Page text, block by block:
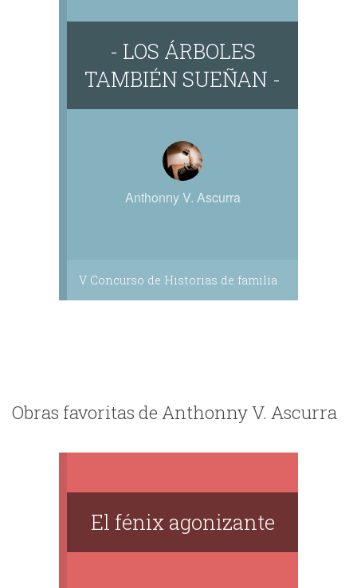
- LOS ÁRBOLES
TAMBIÉN SUEÑAN -
Anthonny V. Ascurra
V Concurso de Historias de familia
Obras favoritas de Anthonny V. Ascurra
El fénix agonizante